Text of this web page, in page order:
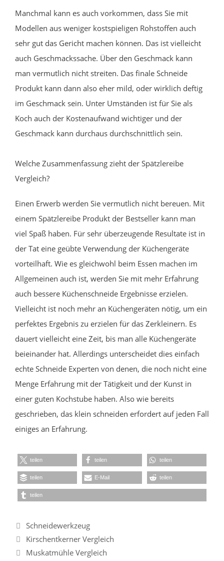
Manchmal kann es auch vorkommen, dass Sie mit
Modellen aus weniger kostspieligen Rohstoffen auch
sehr gut das Gericht machen können. Das ist vielleicht
auch Geschmackssache. Über den Geschmack kann
man vermutlich nicht streiten. Das finale Schneide
Produkt kann dann also eher mild, oder wirklich deftig
im Geschmack sein. Unter Umständen ist für Sie als
Koch auch der Kostenaufwand wichtiger und der
Geschmack kann durchaus durchschnittlich sein.
Welche Zusammenfassung zieht der Spätzlereibe
Vergleich?
Einen Erwerb werden Sie vermutlich nicht bereuen. Mit
einem Spätzlereibe Produkt der Bestseller kann man
viel Spaß haben. Für sehr überzeugende Resultate ist in
der Tat eine geübte Verwendung der Küchengeräte
vorteilhaft. Wie es gleichwohl beim Essen machen im
Allgemeinen auch ist, werden Sie mit mehr Erfahrung
auch bessere Küchenschneide Ergebnisse erzielen.
Vielleicht ist noch mehr an Küchengeräten nötig, um ein
perfektes Ergebnis zu erzielen für das Zerkleinern. Es
dauert vielleicht eine Zeit, bis man alle Küchengeräte
beieinander hat. Allerdings unterscheidet dies einfach
echte Schneide Experten von denen, die noch nicht eine
Menge Erfahrung mit der Tätigkeit und der Kunst in
einer guten Kochstube haben. Also wie bereits
geschrieben, das klein schneiden erfordert auf jeden Fall
einiges an Erfahrung.
teilen teilen teilen
teilen E-Mail teilen
teilen
Kategorien
Schneidewerkzeug
Kirschentkerner Vergleich
Muskatmühle Vergleich